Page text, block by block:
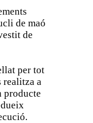
de maó
de
per tot
realitza a
producte